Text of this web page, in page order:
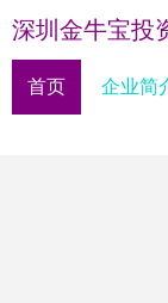
深圳金牛宝投
首页 企业简